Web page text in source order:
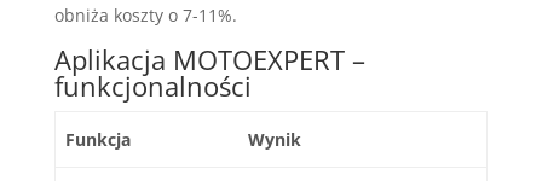
obniża koszty o 7-11%.
Aplikacja MOTOEXPERT –
funkcjonalności
Funkcja Wynik